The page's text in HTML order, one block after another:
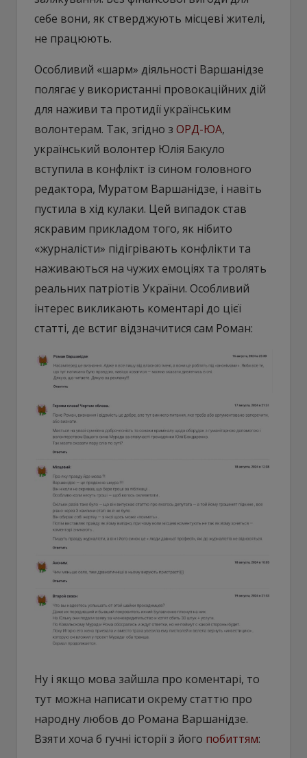
себе вони, як стверджують місцеві жителі,
не працюють.
Особливий «шарм» діяльності Варшанідзе
полягає у використанні провокаційних дій
для наживи та протидії українським
волонтерам. Так, згідно з ОРД-ЮА,
український волонтер Юлія Бакуло
вступила в конфлікт із сином головного
редактора, Муратом Варшанідзе, і навіть
пустила в хід кулаки. Цей випадок став
яскравим прикладом того, як нібито
«журналісти» підігрівають конфлікти та
наживаються на чужих емоціях та тролять
реальних патріотів України. Особливий
інтерес викликають коментарі до цієї
статті, де встиг відзначитися сам Роман:
Ну і якщо мова зайшла про коментарі, то
тут можна написати окрему статтю про
народну любов до Романа Варшанідзе.
Взяти хоча б гучні історії з його побиттям: